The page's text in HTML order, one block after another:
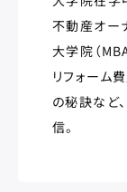
不動産オー
大学院（
リフォーム
の秘訣など
信。